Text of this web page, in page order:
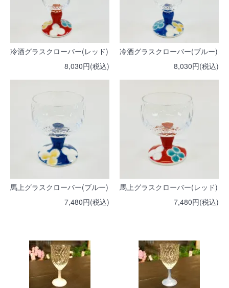
冷酒グラスクローバー(レッド)
8,030円(税込)
冷酒グラスクローバー(ブルー)
8,030円(税込)
馬上グラスクローバー(ブルー)
7,480円(税込)
馬上グラスクローバー(レッド)
7,480円(税込)